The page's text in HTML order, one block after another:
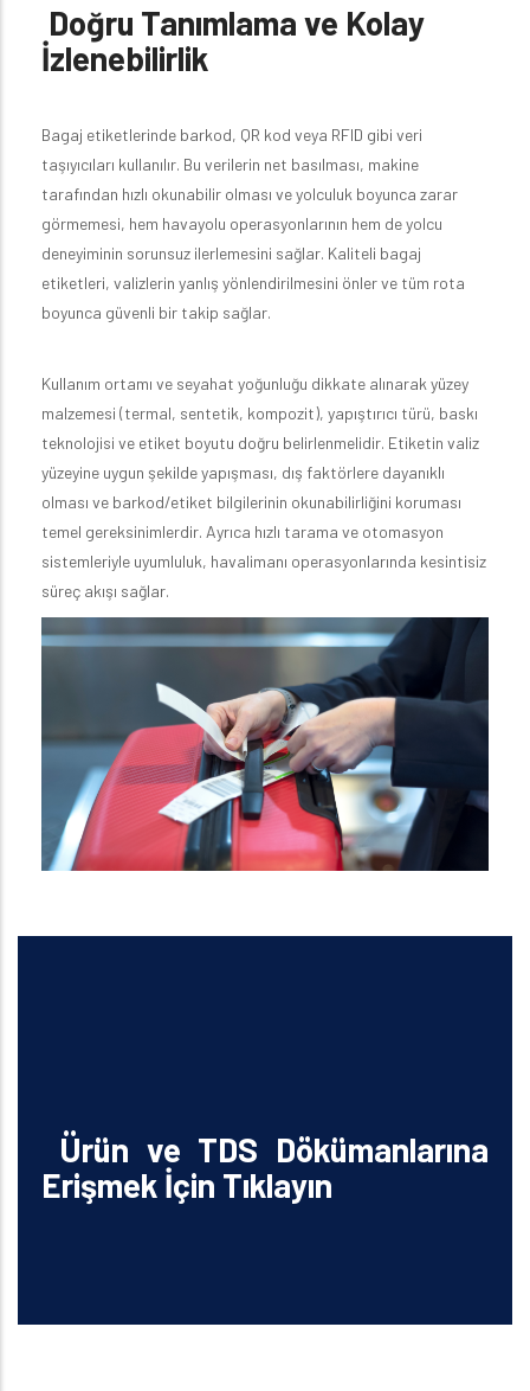
Doğru Tanımlama ve Kolay
İzlenebilirlik
Bagaj etiketlerinde barkod, QR kod veya RFID gibi veri
taşıyıcıları kullanılır. Bu verilerin net basılması, makine
tarafından hızlı okunabilir olması ve yolculuk boyunca zarar
görmemesi, hem havayolu operasyonlarının hem de yolcu
deneyiminin sorunsuz ilerlemesini sağlar. Kaliteli bagaj
etiketleri, valizlerin yanlış yönlendirilmesini önler ve tüm rota
boyunca güvenli bir takip sağlar.
Kullanım ortamı ve seyahat yoğunluğu dikkate alınarak yüzey
malzemesi (termal, sentetik, kompozit), yapıştırıcı türü, baskı
teknolojisi ve etiket boyutu doğru belirlenmelidir. Etiketin valiz
yüzeyine uygun şekilde yapışması, dış faktörlere dayanıklı
olması ve barkod/etiket bilgilerinin okunabilirliğini koruması
temel gereksinimlerdir. Ayrıca hızlı tarama ve otomasyon
sistemleriyle uyumluluk, havalimanı operasyonlarında kesintisiz
süreç akışı sağlar.
Ürün ve TDS Dökümanlarına
Erişmek İçin Tıklayın